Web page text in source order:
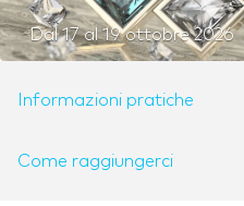
Dal17al19 ottobre 2026
Informazioni pratiche
Come raggiungerci